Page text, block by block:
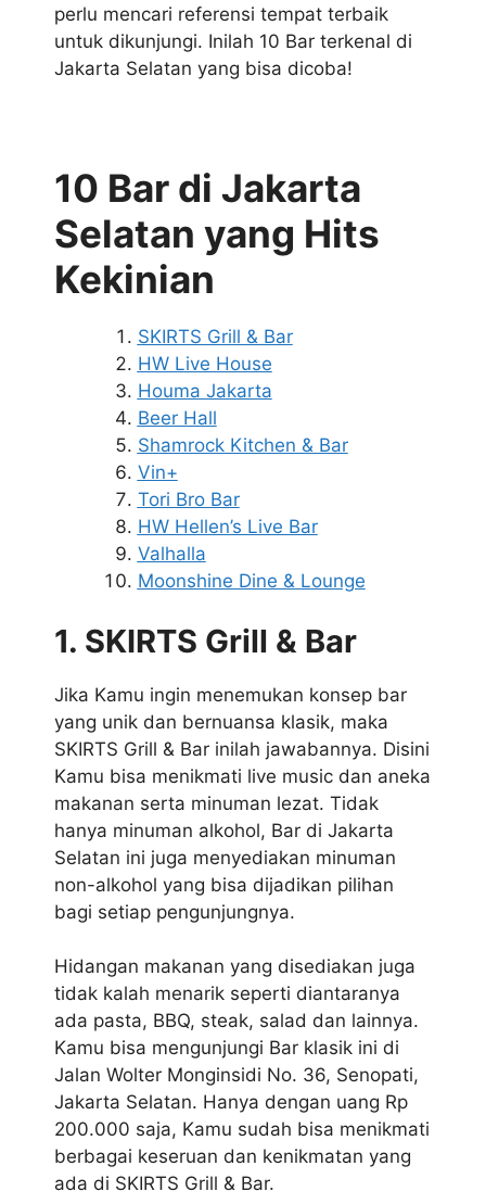
perlu mencari referensi tempat terbaik
untuk dikunjungi. Inilah 10 Bar terkenal di
Jakarta Selatan yang bisa dicoba!
10 Bar di Jakarta
Selatan yang Hits
Kekinian
SKIRTS Grill & Bar
HW Live House
Houma Jakarta
Beer Hall
Shamrock Kitchen & Bar
Vin+
Tori Bro Bar
HW Hellen’s Live Bar
Valhalla
Moonshine Dine & Lounge
1. SKIRTS Grill & Bar
Jika Kamu ingin menemukan konsep bar
yang unik dan bernuansa klasik, maka
SKIRTS Grill & Bar inilah jawabannya. Disini
Kamu bisa menikmati live music dan aneka
makanan serta minuman lezat. Tidak
hanya minuman alkohol, Bar di Jakarta
Selatan ini juga menyediakan minuman
non-alkohol yang bisa dijadikan pilihan
bagi setiap pengunjungnya.
Hidangan makanan yang disediakan juga
tidak kalah menarik seperti diantaranya
ada pasta, BBQ, steak, salad dan lainnya.
Kamu bisa mengunjungi Bar klasik ini di
Jalan Wolter Monginsidi No. 36, Senopati,
Jakarta Selatan. Hanya dengan uang Rp
200.000 saja, Kamu sudah bisa menikmati
berbagai keseruan dan kenikmatan yang
ada di SKIRTS Grill & Bar.